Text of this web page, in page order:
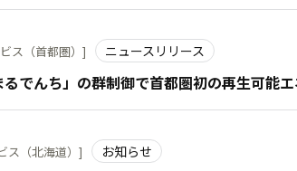
でんち」の群制御で首都圏初の再生可能
ス（首都圏）] ニュースリリース
ス（北海道）] お知らせ